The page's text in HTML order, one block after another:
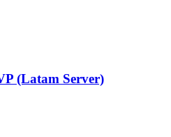
(Latam Server)